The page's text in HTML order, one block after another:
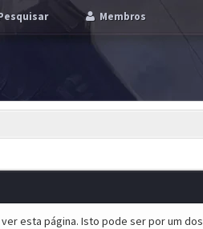
Membros
esta página. Isto pode ser por um